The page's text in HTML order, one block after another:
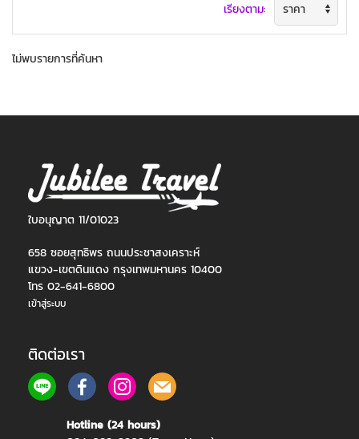
เรียงตาม:
ไม่พบรายการที่ค้นหา
ใบอนุญาต 11/01023
658 ซอยสุทธิพร ถนนประชาสงเคราะห์
แขวง-เขตดินแดง กรุงเทพมหานคร 10400
โทร 02-641-6800
เข้าสู่ระบบ
ติดต่อเรา
Hotline (24 hours)